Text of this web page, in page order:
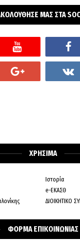
ΜΑΣ ΣΤΑ
ΧΡΗΣΙΜΑ
Ιστορία
e-ΕΚΑΣΘ
ΔΙΟΙΚΗΤΙΚΟ
ΦΟΡΜΑ ΕΠΙΚΟΙΝΩΝΙΑΣ